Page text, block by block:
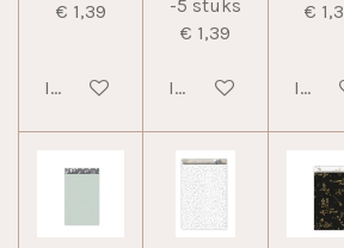
€ 1,39
In winkelwagen
-5 stuks
€ 1,39
In winkelwagen
€
In